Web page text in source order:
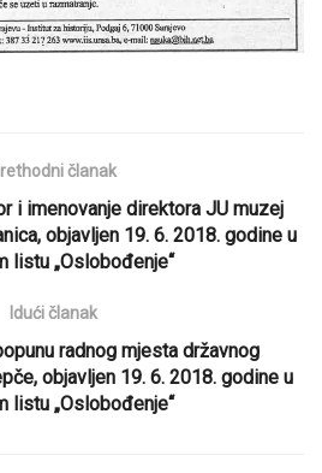
članak
i imenovanje direktora JU muzej
objavljen 19. 6. 2018. godine u
listu „Oslobođenje“
Idući članak
radnog mjesta državnog
objavljen 19. 6. 2018. godine u
listu „Oslobođenje“